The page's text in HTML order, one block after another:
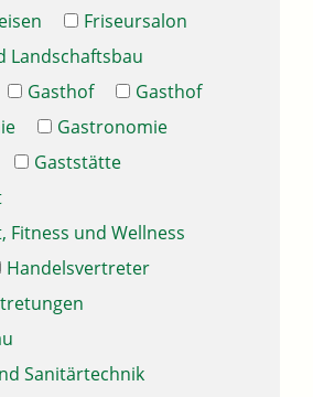
Friseursalon
Landschaftsbau
Gasthof
Gasthof
Gastronomie
Gaststätte
Fitness und Wellness
Handelsvertreter
Sanitärtechnik